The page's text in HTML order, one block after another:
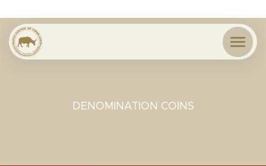
DENOMINATION COINS